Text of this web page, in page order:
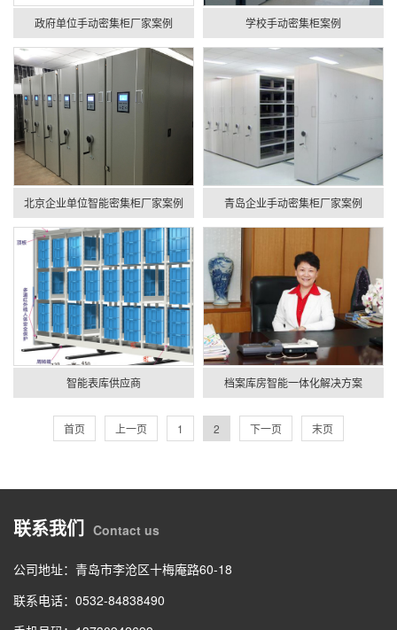
政府单位手动密集柜厂家案例 学校手动密集柜案例
北京企业单位智能密集柜厂家案例 青岛企业手动密集柜厂家案例
智能表库供应商 档案库房智能一体化解决方案
首页 上一页 1 2 下一页 末页
联系我们 Contact us
公司地址：青岛市李沧区十梅庵路60-18
联系电话：0532-84838490